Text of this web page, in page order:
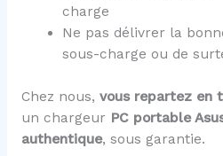
charge
Ne pas délivrer la
sous-charge ou de
Chez nous, vous repartez en
un chargeur PC portable
authentique, sous garantie.